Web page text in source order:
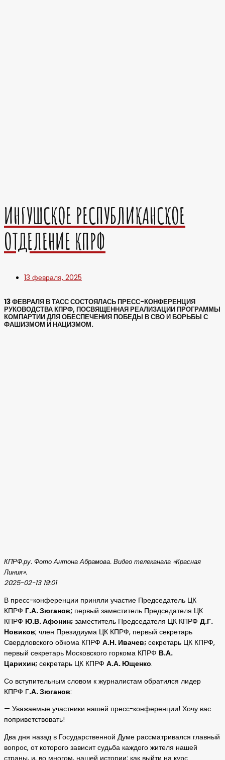
ИНГУШСКОЕ РЕСПУБЛИКАНСКОЕ
ОТДЕЛЕНИЕ КПРФ
13 февраля, 2025
13 ФЕВРАЛЯ В ТАСС СОСТОЯЛАСЬ ПРЕСС-КОНФЕРЕНЦИЯ
РУКОВОДСТВА КПРФ, ПОСВЯЩЕННАЯ РЕАЛИЗАЦИИ ПРОГРАММЫ
КОМПАРТИИ ДЛЯ ОБЕСПЕЧЕНИЯ ПОБЕДЫ В СВО И БОРЬБЫ С
ФАШИЗМОМ И НАЦИЗМОМ.
КПРФ.ру. Фото Антона Абрамова. Видео телеканала «Красная
Линия».
2025-02-13 19:01
В пресс-конференции приняли участие Председатель ЦК
КПРФ Г.А. Зюганов; первый заместитель Председателя ЦК
КПРФ Ю.В. Афонин; заместитель Председателя ЦК КПРФ Д.Г.
Новиков; член Президиума ЦК КПРФ, первый секретарь
Свердловского обкома КПРФ А.Н. Ивачев; секретарь ЦК КПРФ,
первый секретарь Московского горкома КПРФ В.А.
Царихин; секретарь ЦК КПРФ А.А. Ющенко.
Со вступительным словом к журналистам обратился лидер
КПРФ Г.А. Зюганов:
— Уважаемые участники нашей пресс-конференции! Хочу вас
поприветствовать!
Два дня назад в Государственной Думе рассматривался главный
вопрос, от которого зависит судьба каждого жителя нашей